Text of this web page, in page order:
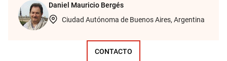
Daniel Mauricio Bergés
Ciudad Autónoma de Buenos Aires, Argentina
CONTACTO